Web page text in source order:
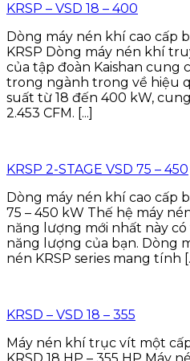
KRSP – VSD 18 – 400
Dòng máy nén khí cao cấp
KRSP Dòng máy nén khí
của tập đoàn Kaishan cung
trong ngành trong về hiệu
suất từ 18 đến 400 kW,
2.453 CFM. [...]
KRSP 2-STAGE VSD 75 – 450
Dòng máy nén khí cao cấp
75 – 450 kW Thế hệ máy
năng lượng mới nhất này
năng lượng của bạn. Dòng
nén KRSP series mang tính
KRSD – VSD 18 – 355
Máy nén khí trục vít một